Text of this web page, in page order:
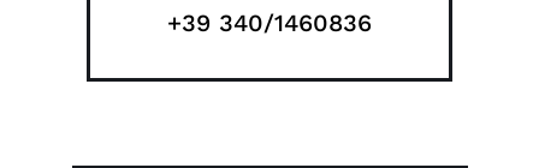
+39 340/1460836